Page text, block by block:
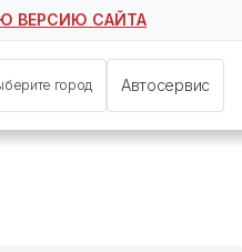
ВЕРСИЮ САЙТА
город Автосервис